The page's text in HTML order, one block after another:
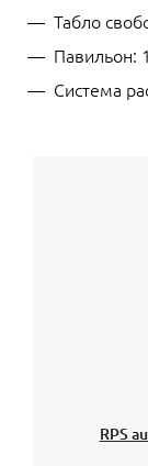
Табло
Павильон:
Система
RPS